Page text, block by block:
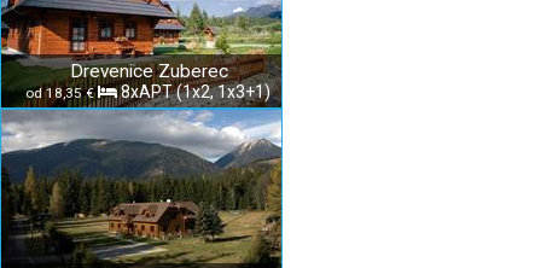
Drevenice Zuberec
od 18,35 € 8xAPT (1x2, 1x3+1)